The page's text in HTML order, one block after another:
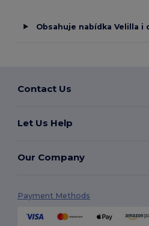
Obsahuje nabídka Velilla i
Contact Us
Let Us Help
Our Company
Payment Methods